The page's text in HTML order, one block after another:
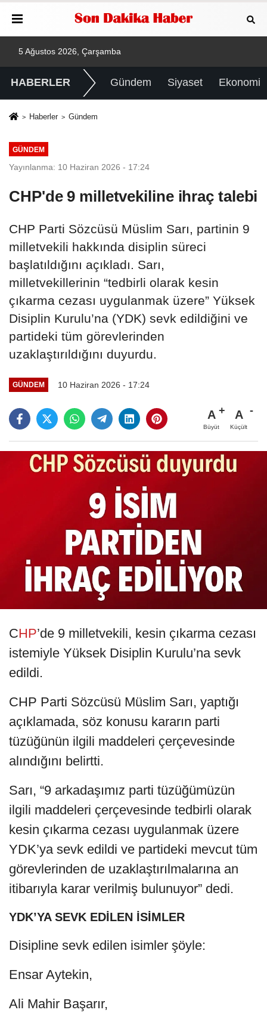
5 Ağustos 2026, Çarşamba
HABERLER Gündem Siyaset Ekonomi
Haberler Gündem
GÜNDEM
Yayınlanma: 10 Haziran 2026 - 17:24
CHP'de 9 milletvekiline ihraç talebi
CHP Parti Sözcüsü Müslim Sarı, partinin 9
milletvekili hakkında disiplin süreci
başlatıldığını açıkladı. Sarı,
milletvekillerinin “tedbirli olarak kesin
çıkarma cezası uygulanmak üzere” Yüksek
Disiplin Kurulu’na (YDK) sevk edildiğini ve
partideki tüm görevlerinden
uzaklaştırıldığını duyurdu.
GÜNDEM 10 Haziran 2026 - 17:24
A
Büyüt
A
Küçült
CHP’de 9 milletvekili, kesin çıkarma cezası
istemiyle Yüksek Disiplin Kurulu’na sevk
edildi.
CHP Parti Sözcüsü Müslim Sarı, yaptığı
açıklamada, söz konusu kararın parti
tüzüğünün ilgili maddeleri çerçevesinde
alındığını belirtti.
Sarı, “9 arkadaşımız parti tüzüğümüzün
ilgili maddeleri çerçevesinde tedbirli olarak
kesin çıkarma cezası uygulanmak üzere
YDK’ya sevk edildi ve partideki mevcut tüm
görevlerinden de uzaklaştırılmalarına an
itibarıyla karar verilmiş bulunuyor” dedi.
YDK’YA SEVK EDİLEN İSİMLER
Disipline sevk edilen isimler şöyle:
Ensar Aytekin,
Ali Mahir Başarır,